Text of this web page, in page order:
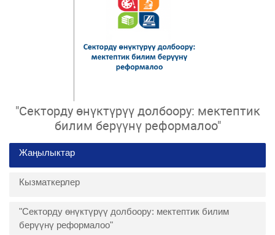
"Секторду өнүктүрүү долбоору: мектептик
билим берүүнү реформалоо"
Жаңылыктар
Кызматкерлер
"Секторду өнүктүрүү долбоору: мектептик билим
берүүнү реформалоо"